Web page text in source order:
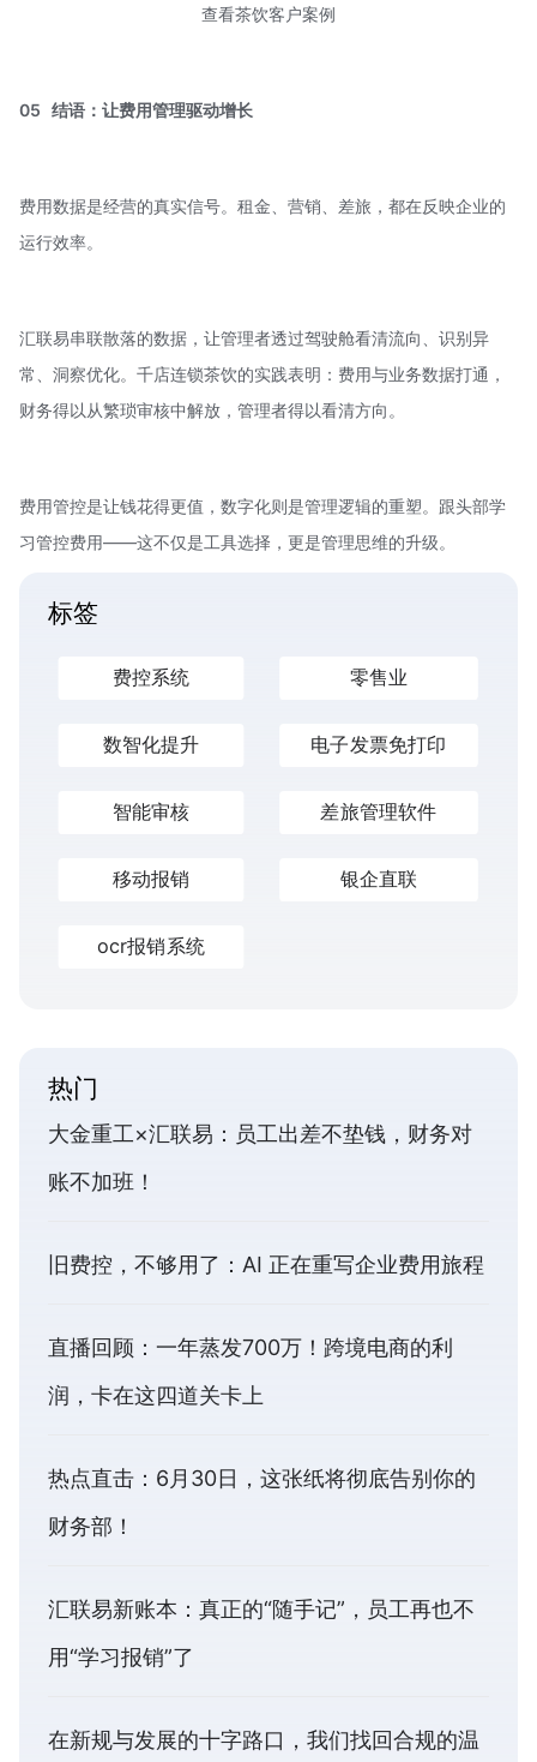
查看茶饮客户案例
05 结语：让费用管理驱动增长
费用数据是经营的真实信号。租金、营销、差旅，都在反映企业的
运行效率。
汇联易串联散落的数据，让管理者透过驾驶舱看清流向、识别异
常、洞察优化。千店连锁茶饮的实践表明：费用与业务数据打通，
财务得以从繁琐审核中解放，管理者得以看清方向。
费用管控是让钱花得更值，数字化则是管理逻辑的重塑。跟头部学
习管控费用——这不仅是工具选择，更是管理思维的升级。
标签
费控系统 零售业
数智化提升 电子发票免打印
智能审核 差旅管理软件
移动报销 银企直联
ocr报销系统
热门
大金重工×汇联易：员工出差不垫钱，财务对
账不加班！
旧费控，不够用了：AI 正在重写企业费用旅程
直播回顾：一年蒸发700万！跨境电商的利
润，卡在这四道关卡上
热点直击：6月30日，这张纸将彻底告别你的
财务部！
汇联易新账本：真正的“随手记”，员工再也不
用“学习报销”了
在新规与发展的十字路口，我们找回合规的温